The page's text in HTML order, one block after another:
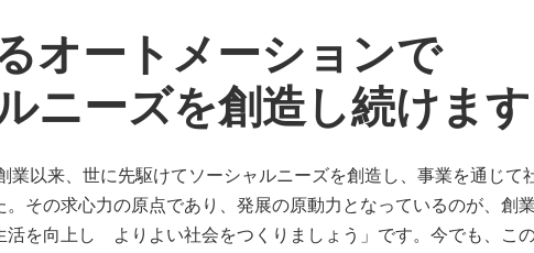
オートメーションで
ニーズを創造し続けます
業以来、世に先駆けてソーシャルニーズを創造し、事業を通じて
その求心力の原点であり、発展の原動力となっているのが、創
を向上し よりよい社会をつくりましょう」です。今でも、こ